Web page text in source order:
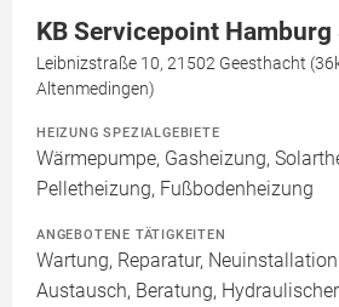
KB Servicepoint Hamburg
Leibnizstraße 10, 21502 Geesthacht
Altenmedingen)
HEIZUNG SPEZIALGEBIETE
Wärmepumpe, Gasheizung,
Pelletheizung, Fußbodenheizung
ANGEBOTENE TÄTIGKEITEN
Wartung, Reparatur,
Austausch, Beratung,